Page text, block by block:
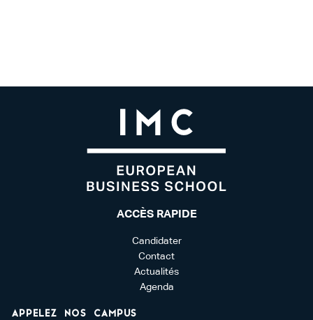
ACCÈS RAPIDE
Candidater
Contact
Actualités
Agenda
Appelez nos campus